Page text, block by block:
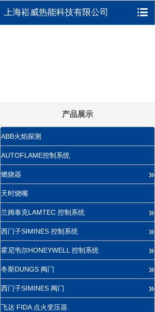
产品展示
ABB火焰探测
AUTOFLAME控制系统
燃烧器 »
天时烧嘴
兰姆泰克LAMTEC 控制系统 »
西门子SIMINES 控制系统 »
霍尼韦尔HONEYWELL 控制系统 »
冬斯DUNGS 阀门 »
西门子SIMINES 阀门 »
飞达 FIDA 点火变压器
上海崧威热能科技有限公司